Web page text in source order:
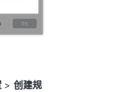
> 创建规